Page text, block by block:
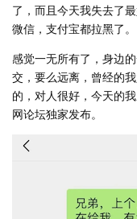
了，而且今天我失去了
微信，支付宝都拉黑了。
感觉一无所有了，身边
交，要么远离，曾经的
的，对人很好，今天的
网论坛独家发布。